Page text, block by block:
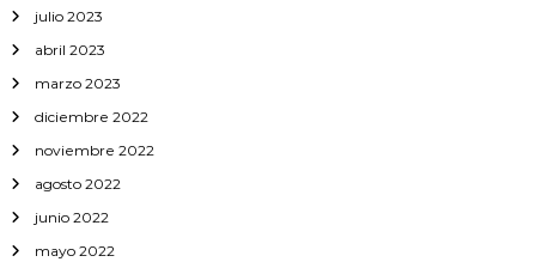
julio 2023
abril 2023
marzo 2023
diciembre 2022
noviembre 2022
agosto 2022
junio 2022
mayo 2022